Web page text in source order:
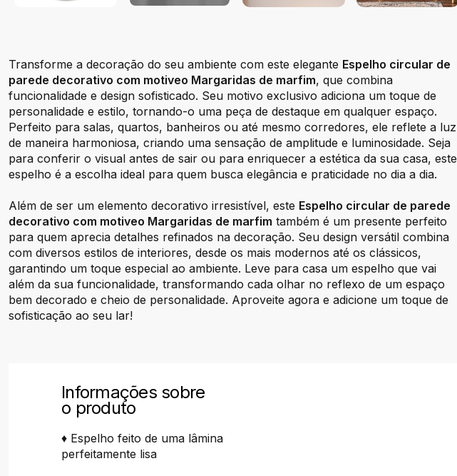
Transforme a decoração do seu ambiente com este elegante Espelho circular de
parede decorativo com motiveo Margaridas de marfim, que combina
funcionalidade e design sofisticado. Seu motivo exclusivo adiciona um toque de
personalidade e estilo, tornando-o uma peça de destaque em qualquer espaço.
Perfeito para salas, quartos, banheiros ou até mesmo corredores, ele reflete a luz
de maneira harmoniosa, criando uma sensação de amplitude e luminosidade. Seja
para conferir o visual antes de sair ou para enriquecer a estética da sua casa, este
espelho é a escolha ideal para quem busca elegância e praticidade no dia a dia.
Além de ser um elemento decorativo irresistível, este Espelho circular de parede
decorativo com motiveo Margaridas de marfim também é um presente perfeito
para quem aprecia detalhes refinados na decoração. Seu design versátil combina
com diversos estilos de interiores, desde os mais modernos até os clássicos,
garantindo um toque especial ao ambiente. Leve para casa um espelho que vai
além da sua funcionalidade, transformando cada olhar no reflexo de um espaço
bem decorado e cheio de personalidade. Aproveite agora e adicione um toque de
sofisticação ao seu lar!
Informações sobre
o produto
♦ Espelho feito de uma lâmina
perfeitamente lisa